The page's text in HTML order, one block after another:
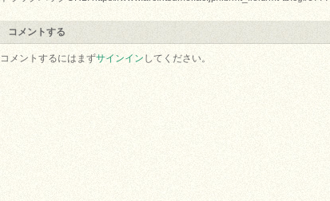
コメントする
コメントするにはまずサインイン してください。